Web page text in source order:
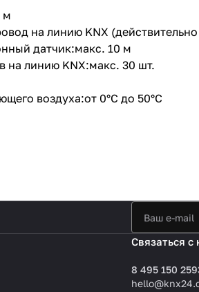
м
на линию KNX
датчик:макс. 10 м
на линию KNX:макс. 30 шт.
воздуха:от 0°C до 50°C
Связаться с
8 495 150